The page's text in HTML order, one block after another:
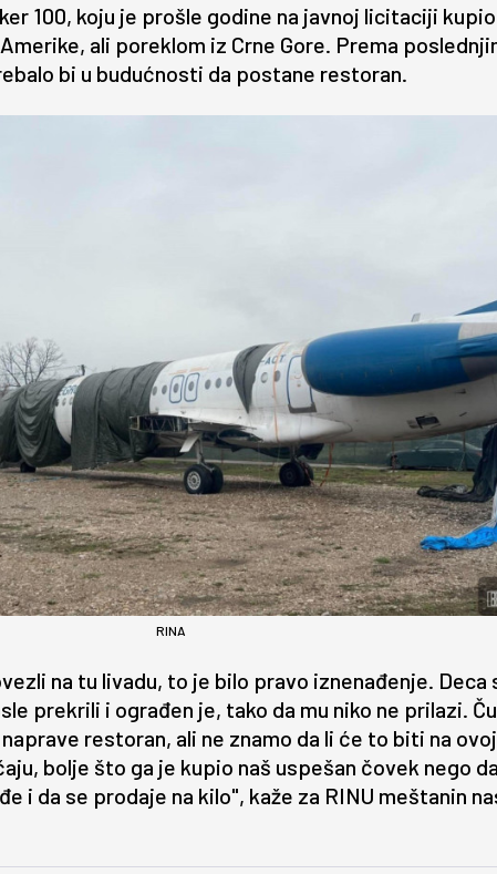
100, koju je prošle godine na javnoj licitaciji kupio
ali poreklom iz Crne Gore. Prema
bi u budućnosti da postane restoran.
RINA
na tu livadu, to je bilo pravo iznenađenje. Deca
prekrili i ograđen je, tako da mu niko ne prilazi.
restoran, ali ne znamo da li će to biti na
bolje što ga je kupio naš uspešan čovek nego
i da se prodaje na kilo", kaže za RINU meštanin